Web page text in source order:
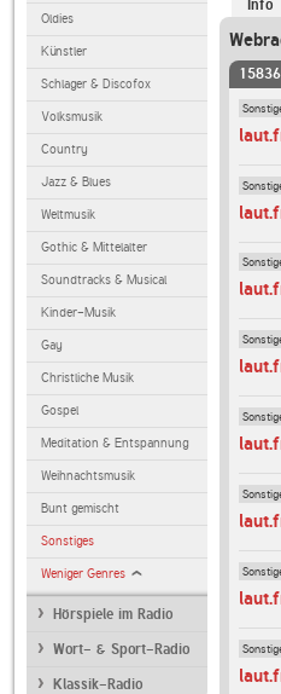
Oldies
Künstler
Schlager & Discofox
Volksmusik
Country
Jazz & Blues
Weltmusik
Gothic & Mittelalter
Soundtracks & Musical
Kinder-Musik
Gay
Christliche Musik
Gospel
Meditation & Entspannung
Weihnachtsmusik
Bunt gemischt
Sonstiges
Weniger Genres
Hörspiele im Radio
Wort- & Sport-Radio
Klassik-Radio
Info